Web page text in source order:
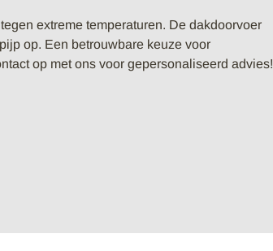
extreme temperaturen. De dakdoorvoer
op. Een betrouwbare keuze voor
op met ons voor gepersonaliseerd advies!